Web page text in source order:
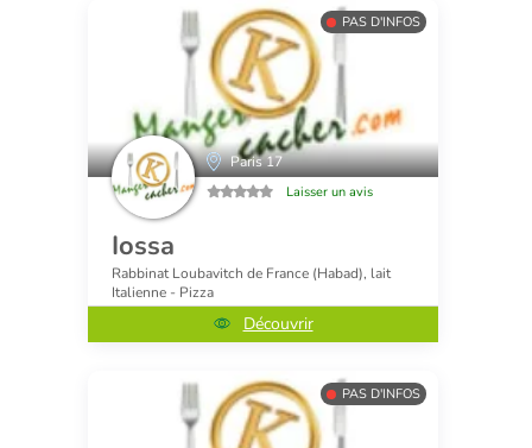
PAS D'INFOS
Paris 17
Laisser un avis
Iossa
Rabbinat Loubavitch de France (Habad), lait
Italienne - Pizza
Découvrir
PAS D'INFOS